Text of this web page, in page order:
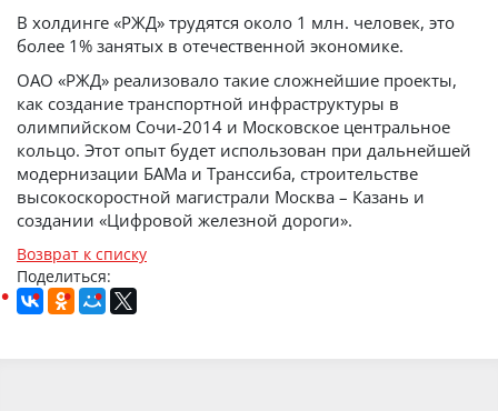
В холдинге «РЖД» трудятся около 1 млн. человек, это
более 1% занятых в отечественной экономике.
ОАО «РЖД» реализовало такие сложнейшие проекты,
как создание транспортной инфраструктуры в
олимпийском Сочи-2014 и Московское центральное
кольцо. Этот опыт будет использован при дальнейшей
модернизации БАМа и Транссиба, строительстве
высокоскоростной магистрали Москва – Казань и
создании «Цифровой железной дороги».
Возврат к списку
Поделиться: